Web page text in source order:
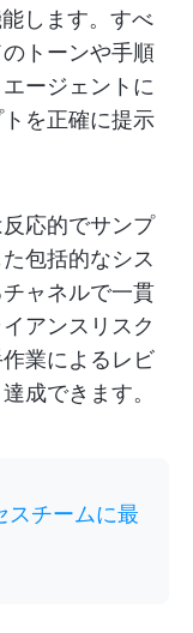
します。すべ
トーンや手順
ージェントに
を正確に提示
応的でサンプ
包括的なシス
ャネルで一貫
アンスリスク
業によるレビ
成できます。
スチームに最